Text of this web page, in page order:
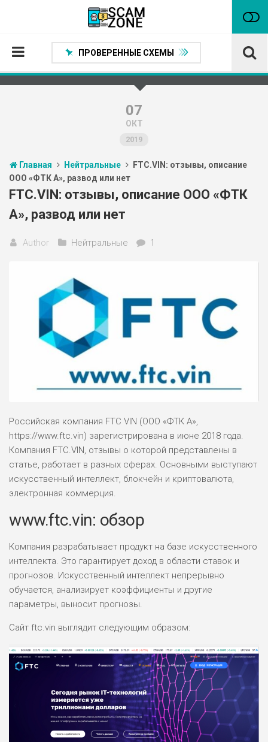
Проверенные способы заработка
Статьи
Партнеры
ПРОВЕРЕННЫЕ СХЕМЫ
07
ОКТ
2019
Главная Нейтральные
FTC.VIN: отзывы, описание
ООО «ФТК А», развод или нет
FTC.VIN: отзывы, описание ООО «ФТК
А», развод или нет
Author Нейтральные 1
Российская компания FTC VIN (ООО «ФТК А»,
https://www.ftc.vin) зарегистрирована в июне 2018 года.
Компания FTC.VIN, отзывы о которой представлены в
статье, работает в разных сферах. Основными выступают
искусственный интеллект, блокчейн и криптовалюта,
электронная коммерция.
www.ftc.vin: обзор
Компания разрабатывает продукт на базе искусственного
интеллекта. Это гарантирует доход в области ставок и
прогнозов. Искусственный интеллект непрерывно
обучается, анализирует коэффициенты и другие
параметры, выносит прогнозы.
Сайт ftc.vin выглядит следующим образом: